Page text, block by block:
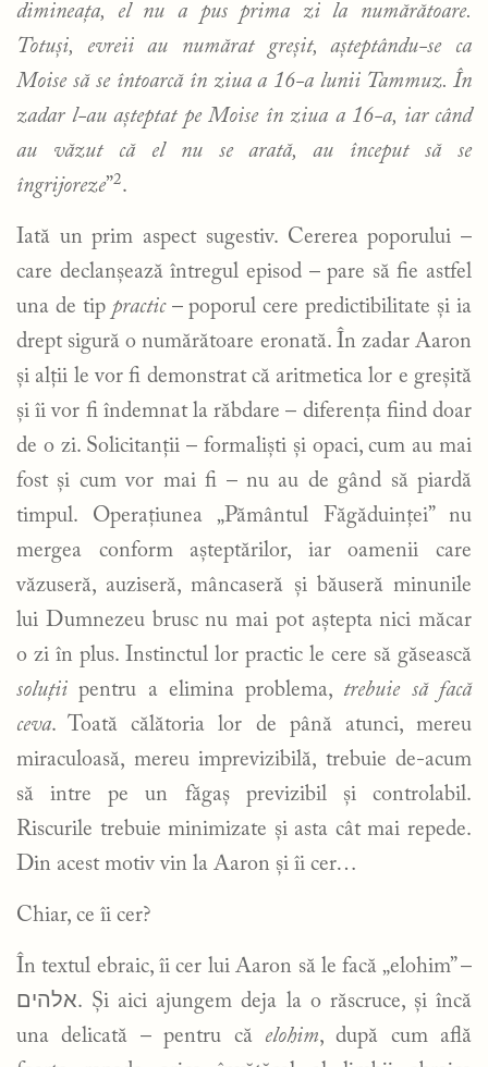
dimineața, el nu a pus prima zi la numărătoare.
Totuși, evreii au numărat greșit, așteptându-se ca
Moise să se întoarcă în ziua a 16-a lunii Tammuz. În
zadar l-au așteptat pe Moise în ziua a 16-a, iar când
au văzut că el nu se arată, au început să se
îngrijoreze”2.
Iată un prim aspect sugestiv. Cererea poporului –
care declanșează întregul episod – pare să fie astfel
una de tip practic– poporul cere predictibilitate și ia
drept sigură o numărătoare eronată. În zadar Aaron
și alții le vor fi demonstrat că aritmetica lor e greșită
și îi vor fi îndemnat la răbdare – diferența fiind doar
de o zi. Solicitanții – formaliști și opaci, cum au mai
fost și cum vor mai fi – nu au de gând să piardă
timpul. Operațiunea „Pământul Făgăduinței” nu
mergea conform așteptărilor, iar oamenii care
văzuseră, auziseră, mâncaseră și băuseră minunile
lui Dumnezeu brusc nu mai pot aștepta nici măcar
o zi în plus. Instinctul lor practic le cere să găsească
soluții pentru a elimina problema, trebuie să facă
ceva. Toată călătoria lor de până atunci, mereu
miraculoasă, mereu imprevizibilă, trebuie de-acum
să intre pe un făgaș previzibil și controlabil.
Riscurile trebuie minimizate și asta cât mai repede.
Din acest motiv vin la Aaron și îi cer…
Chiar, ce îi cer?
În textul ebraic, îi cer lui Aaron să le facă „elohim” –
אלהים. Și aici ajungem deja la o răscruce, și încă
una delicată – pentru că elohim, după cum află